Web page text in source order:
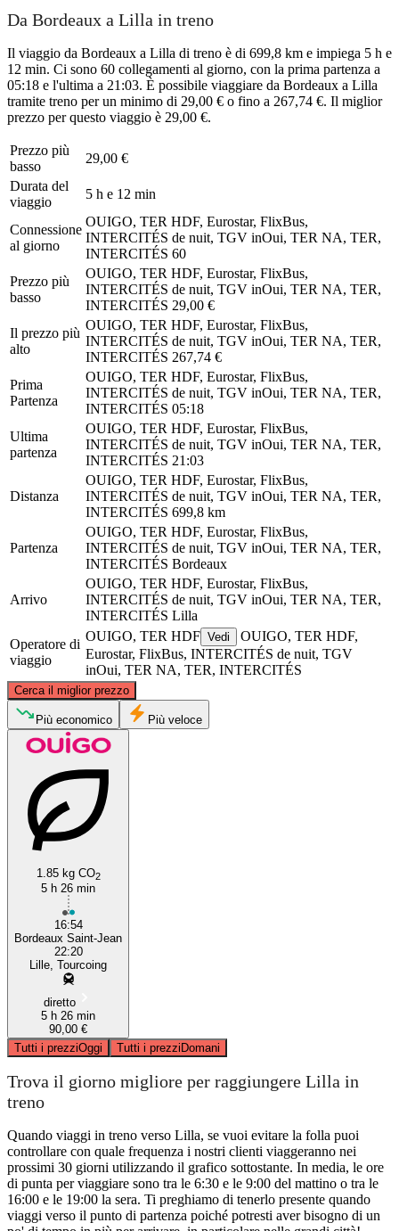
Da Bordeaux a Lilla in treno
Il viaggio da Bordeaux a Lilla di treno è di 699,8 km e impiega 5 h e
12 min. Ci sono 60 collegamenti al giorno, con la prima partenza a
05:18 e l'ultima a 21:03. È possibile viaggiare da Bordeaux a Lilla
tramite treno per un minimo di 29,00 € o fino a 267,74 €. Il miglior
prezzo per questo viaggio è 29,00 €.
Prezzo più
basso
29,00 €
Durata del
viaggio
5 h e 12 min
Connessione
al giorno
OUIGO, TER HDF, Eurostar, FlixBus,
INTERCITÉS de nuit, TGV inOui, TER NA, TER,
INTERCITÉS 60
Prezzo più
basso
OUIGO, TER HDF, Eurostar, FlixBus,
INTERCITÉS de nuit, TGV inOui, TER NA, TER,
INTERCITÉS 29,00 €
Il prezzo più
alto
OUIGO, TER HDF, Eurostar, FlixBus,
INTERCITÉS de nuit, TGV inOui, TER NA, TER,
INTERCITÉS 267,74 €
Prima
Partenza
OUIGO, TER HDF, Eurostar, FlixBus,
INTERCITÉS de nuit, TGV inOui, TER NA, TER,
INTERCITÉS 05:18
Ultima
partenza
OUIGO, TER HDF, Eurostar, FlixBus,
INTERCITÉS de nuit, TGV inOui, TER NA, TER,
INTERCITÉS 21:03
Distanza
OUIGO, TER HDF, Eurostar, FlixBus,
INTERCITÉS de nuit, TGV inOui, TER NA, TER,
INTERCITÉS 699,8 km
Partenza
OUIGO, TER HDF, Eurostar, FlixBus,
INTERCITÉS de nuit, TGV inOui, TER NA, TER,
INTERCITÉS Bordeaux
Arrivo
OUIGO, TER HDF, Eurostar, FlixBus,
INTERCITÉS de nuit, TGV inOui, TER NA, TER,
INTERCITÉS Lilla
Operatore di
viaggio
OUIGO, TER HDF Vedi
OUIGO, TER HDF,
Eurostar, FlixBus, INTERCITÉS de nuit, TGV
inOui, TER NA, TER, INTERCITÉS
Cerca il miglior prezzo
©CARTO, ©OpenStreetMap
Più economico Più veloce
1.85 kg CO2
5 h 26 min
16:54
Bordeaux Saint-Jean
22:20
Lille, Tourcoing
diretto
5 h 26 min
90,00 €
Tutti i prezziOggi Tutti i prezziDomani
Trova il giorno migliore per raggiungere Lilla in
treno
Quando viaggi in treno verso Lilla, se vuoi evitare la folla puoi
controllare con quale frequenza i nostri clienti viaggeranno nei
prossimi 30 giorni utilizzando il grafico sottostante. In media, le ore
di punta per viaggiare sono tra le 6:30 e le 9:00 del mattino o tra le
16:00 e le 19:00 la sera. Ti preghiamo di tenerlo presente quando
viaggi verso il punto di partenza poiché potresti aver bisogno di un